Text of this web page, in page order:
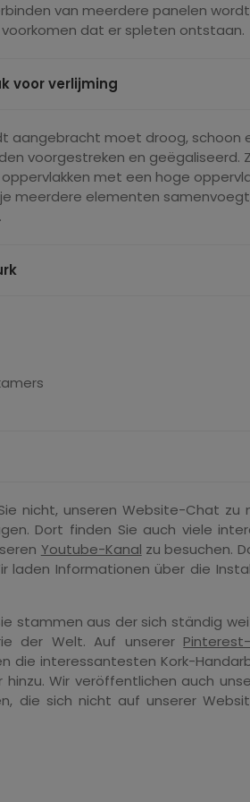
van meerdere panelen
dat er spleten ontstaan.
voor verlijming
aangebracht moet droog, schoon
voorgestreken en geëgaliseerd.
met een hoge
meerdere elementen
nicht, unseren Website-Chat zu
Dort finden Sie auch viele
Youtube-Kanal zu besuchen.
laden Informationen über die
stammen aus der sich ständig
der Welt. Auf unserer
die interessantesten Kork-
Wir veröffentlichen auch
die sich nicht auf unserer